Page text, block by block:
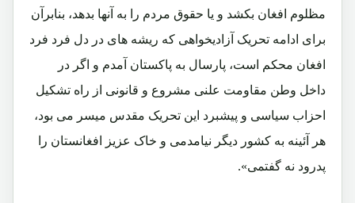
مظلوم افغان بکشد و یا حقوق مردم را به آنها بدهد، بنابرآن
برای ادامه تحریک آزادیخواهی که ریشه های در دل فرد فرد
افغان محکم است، پارسال به پاکستان آمدم و اگر در
داخل وطن مقاومت علنی مشروع و قانونی از راه تشکیل
احزاب سیاسی و پیشبرد این تحریک مقدس میسر می بود،
هر آئینه به کشور دیگر نیامدمی و خاک عزیز افغانستان را
پدرود نه گفتمی».